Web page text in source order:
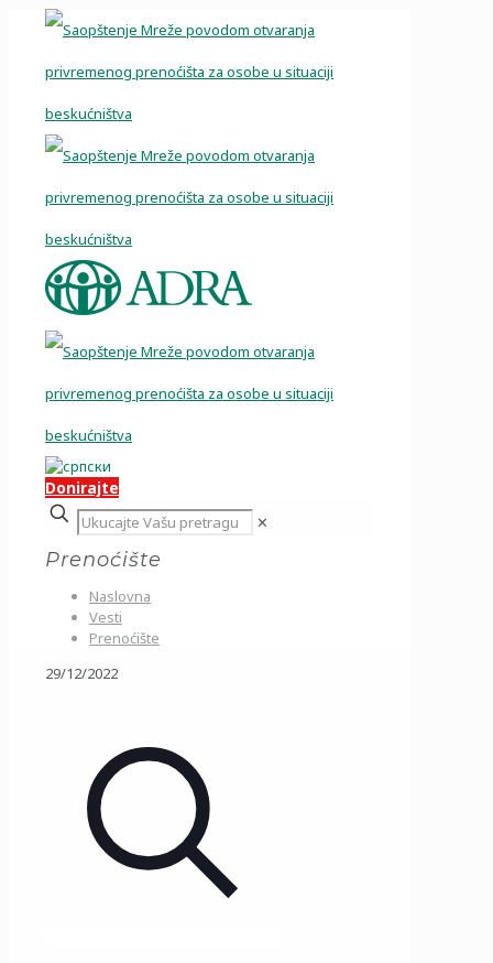
Donirajte
✕
Prenoćište
Naslovna
Vesti
Prenoćište
29/12/2022